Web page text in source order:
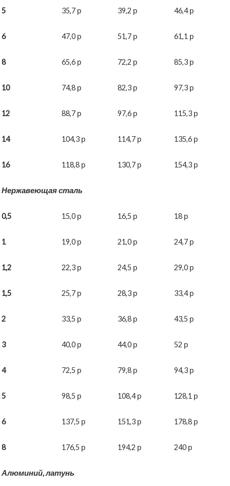
5 35,7 р 39,2 р 46,4 р
6 47,0 р 51,7 р 61,1 р
8 65,6 р 72,2 р 85,3 р
10 74,8 р 82,3 р 97,3 р
12 88,7 р 97,6 р 115,3 р
14 104,3 р 114,7 р 135,6 р
16 118,8 р 130,7 р 154,3 р
Нержавеющая сталь
0,5 15,0 р 16,5 р 18 р
1 19,0 р 21,0 р 24,7 р
1,2 22,3 р 24,5 р 29,0 р
1,5 25,7 р 28,3 р 33,4 р
2 33,5 р 36,8 р 43,5 р
3 40,0 р 44,0 р 52 р
4 72,5 р 79,8 р 94,3 р
5 98,5 р 108,4 р 128,1 р
6 137,5 р 151,3 р 178,8 р
8 176,5 р 194,2 р 240 р
Алюминий, латунь